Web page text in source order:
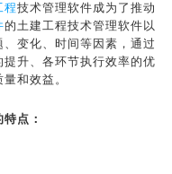
程技术管理软件成为了推动
的土建工程技术管理软件以
变化、时间等因素，通过
升、各环节执行效率的优
和效益。
点：